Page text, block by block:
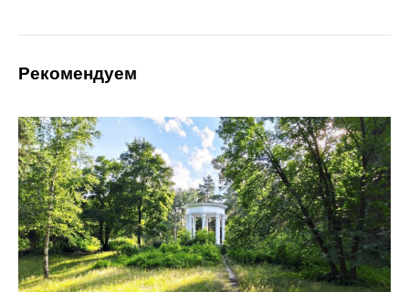
Рекомендуем